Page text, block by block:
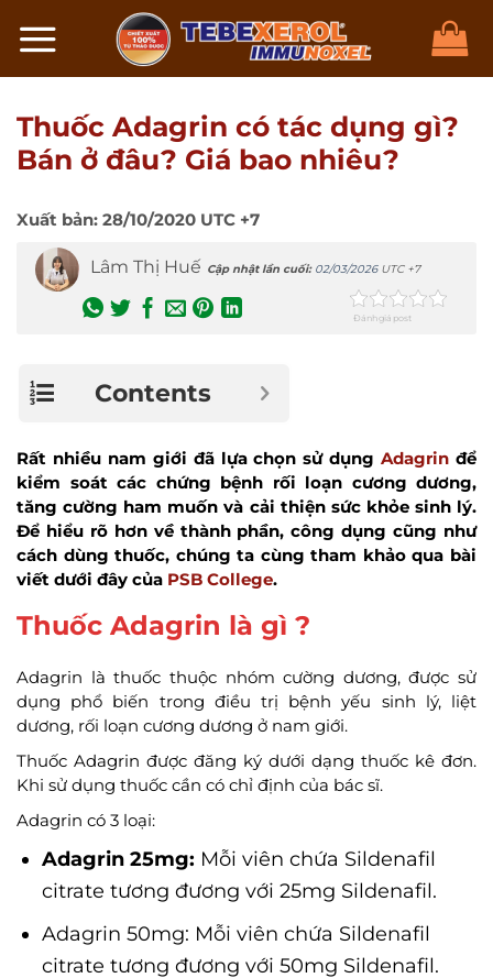
đến
Thuốc Adagrin có tác dụng gì?
Bán ở đâu? Giá bao nhiêu?
Xuất bản: 28/10/2020 UTC +7
Lâm Thị Huế Cập nhật lần cuối: 02/03/2026UTC +7
Đánh giá post
Contents
Rất nhiều nam giới đã lựa chọn sử dụngAdagrin để
kiểm soát các chứng bệnh rối loạn cương dương,
tăng cường ham muốn và cải thiện sức khỏe sinh lý.
Để hiểu rõ hơn về thành phần, công dụng cũng như
cách dùng thuốc, chúng ta cùng tham khảo qua bài
viết dưới đây của PSB College.
Thuốc Adagrin là gì ?
Adagrin là thuốc thuộc nhóm cường dương, được sử
dụng phổ biến trong điều trị bệnh yếu sinh lý, liệt
dương, rối loạn cương dương ở nam giới.
Thuốc Adagrin được đăng ký dưới dạng thuốc kê đơn.
Khi sử dụng thuốc cần có chỉ định của bác sĩ.
Adagrin có 3 loại:
Adagrin 25mg: Mỗi viên chứa Sildenafil
citrate tương đương với 25mg Sildenafil.
Adagrin 50mg: Mỗi viên chứa Sildenafil
citrate tương đương với 50mg Sildenafil.